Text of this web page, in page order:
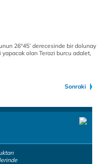
26°45’ derecesinde bir dolunay
olan Terazi burcu adalet,
Sonraki